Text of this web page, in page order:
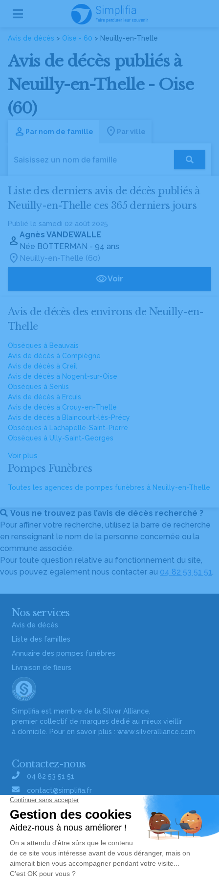
Avis de décès > Oise - 60 > Neuilly-en-Thelle
Avis de décès publiés à
Neuilly-en-Thelle - Oise
(60)
Par nom de famille Par ville
Liste des derniers avis de décès publiés à
Neuilly-en-Thelle ces 365 derniers jours
Publié le samedi 02 août 2025
Agnès VANDEWALLE
Née BOTTERMAN - 94 ans
Neuilly-en-Thelle (60)
Voir
Avis de décès des environs de Neuilly-en-
Thelle
Obsèques à Beauvais
Avis de décès à Compiègne
Avis de décès à Creil
Avis de décès à Nogent-sur-Oise
Obsèques à Senlis
Avis de décès à Ercuis
Avis de décès à Crouy-en-Thelle
Avis de décès à Blaincourt-lès-Précy
Obsèques à Lachapelle-Saint-Pierre
Obsèques à Ully-Saint-Georges
Voir plus
Pompes Funèbres
Toutes les agences de pompes funèbres à Neuilly-en-Thelle
Vous ne trouvez pas l’avis de décès recherché ?
Pour affiner votre recherche, utilisez la barre de recherche
en renseignant le nom de la personne concernée ou la
commune associée.
Pour toute question relative au fonctionnement du site,
vous pouvez également nous contacter au 04 82 53 51 51.
Nos services
Avis de décès
Liste des familles
Annuaire des pompes funèbres
Livraison de fleurs
Simplifia est membre de la Silver Alliance,
premier collectif de marques dédié au mieux vieillir
à domicile. Pour en savoir plus : www.silveralliance.com
Contactez-nous
04 82 53 51 51
contact@simplifia.fr
Réseaux sociaux
Liens utiles